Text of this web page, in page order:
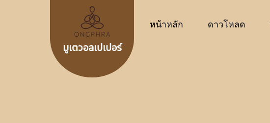
มูเตวอลเปเปอร์
หน้าหลัก ดาวโหลด